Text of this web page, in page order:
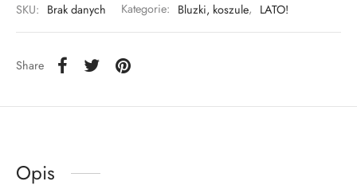
SKU: Brak danych Kategorie: Bluzki, koszule, LATO!
Share
Opis